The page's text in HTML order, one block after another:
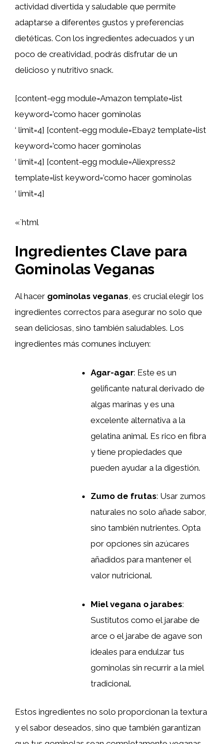
actividad divertida y saludable que permite
adaptarse a diferentes gustos y preferencias
dietéticas. Con los ingredientes adecuados y un
poco de creatividad, podrás disfrutar de un
delicioso y nutritivo snack.
[content-egg module=Amazon template=list
keyword=’como hacer gominolas
‘ limit=4] [content-egg module=Ebay2 template=list
keyword=’como hacer gominolas
‘ limit=4] [content-egg module=Aliexpress2
template=list keyword=’como hacer gominolas
‘ limit=4]
«`html
Ingredientes Clave para
Gominolas Veganas
Al hacer gominolas veganas, es crucial elegir los
ingredientes correctos para asegurar no solo que
sean deliciosas, sino también saludables. Los
ingredientes más comunes incluyen:
Agar-agar: Este es un
gelificante natural derivado de
algas marinas y es una
excelente alternativa a la
gelatina animal. Es rico en fibra
y tiene propiedades que
pueden ayudar a la digestión.
Zumo de frutas: Usar zumos
naturales no solo añade sabor,
sino también nutrientes. Opta
por opciones sin azúcares
añadidos para mantener el
valor nutricional.
Miel vegana o jarabes:
Sustitutos como el jarabe de
arce o el jarabe de agave son
ideales para endulzar tus
gominolas sin recurrir a la miel
tradicional.
Estos ingredientes no solo proporcionan la textura
y el sabor deseados, sino que también garantizan